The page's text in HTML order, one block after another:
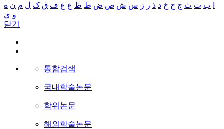
ب ت ث ج ح خ د ذ ر ز س ش ص ض ط ظ ع غ ف ق ک ل م ن ه
و ی
닫기
통합검색
국내학술논문
학위논문
해외학술논문